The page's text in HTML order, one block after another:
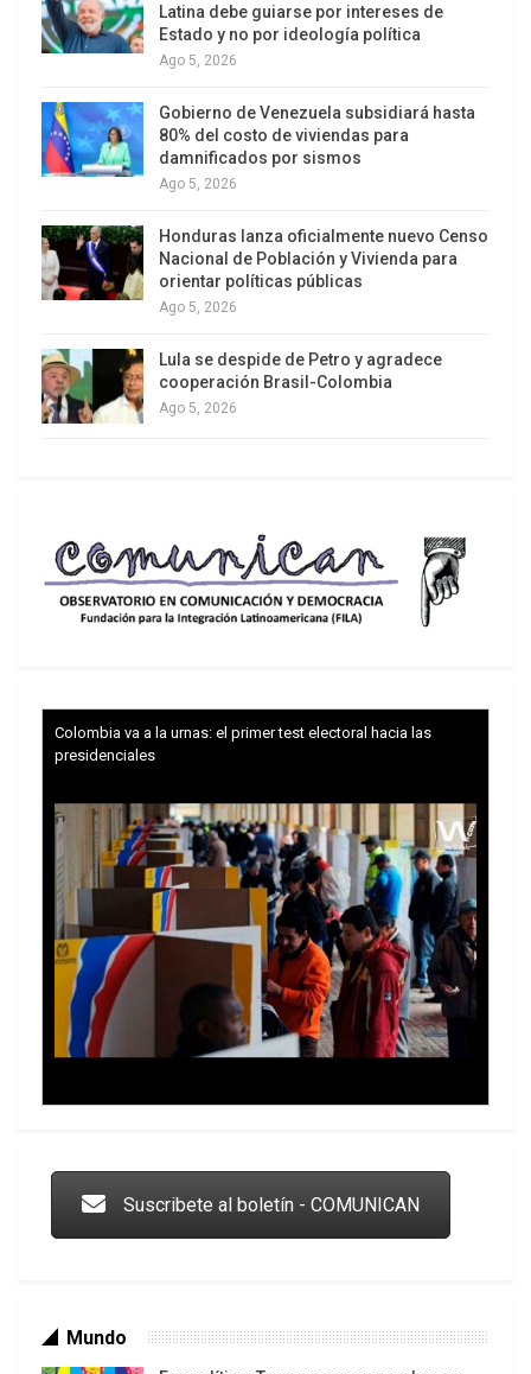
países se han visto afectados de forma negativa,
añadió Paulsen.
El experto pidió un cambio de paradigma para que
se dedique más financiamiento a intervenciones
agrícolas que anticipan crisis alimentarias y traten
de prevenirlas. El desafío es combatir el
desequilibrio, la disparidad que existe entre la
cantidad de dinero que se da, en qué se gasta y
los tipos de intervenciones necesarios para
La inseguridad alimentaria grave se define como
la situación en la que la incapacidad de una
El informe completo en:
https://www.fsinplatform.org/
Latina debe guiarse por intereses de
Estado y no por ideología política
Ago 5, 2026
Gobierno de Venezuela subsidiará hasta
80% del costo de viviendas para
damnificados por sismos
Ago 5, 2026
Honduras lanza oficialmente nuevo Censo
Nacional de Población y Vivienda para
orientar políticas públicas
Ago 5, 2026
Lula se despide de Petro y agradece
cooperación Brasil-Colombia
Ago 5, 2026
Colombia va a la urnas: el primer test electoral hacia las
presidenciales
Suscribete al boletín - COMUNICAN
Mundo